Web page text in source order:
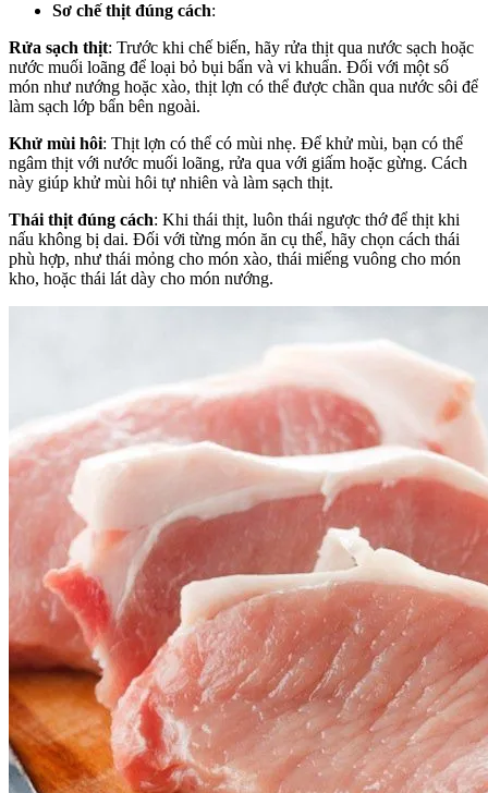
Sơ chế thịt đúng cách:
Rửa sạch thịt: Trước khi chế biến, hãy rửa thịt qua nước sạch hoặc
nước muối loãng để loại bỏ bụi bẩn và vi khuẩn. Đối với một số
món như nướng hoặc xào, thịt lợn có thể được chần qua nước sôi để
làm sạch lớp bẩn bên ngoài.
Khử mùi hôi: Thịt lợn có thể có mùi nhẹ. Để khử mùi, bạn có thể
ngâm thịt với nước muối loãng, rửa qua với giấm hoặc gừng. Cách
này giúp khử mùi hôi tự nhiên và làm sạch thịt.
Thái thịt đúng cách: Khi thái thịt, luôn thái ngược thớ để thịt khi
nấu không bị dai. Đối với từng món ăn cụ thể, hãy chọn cách thái
phù hợp, như thái mỏng cho món xào, thái miếng vuông cho món
kho, hoặc thái lát dày cho món nướng.